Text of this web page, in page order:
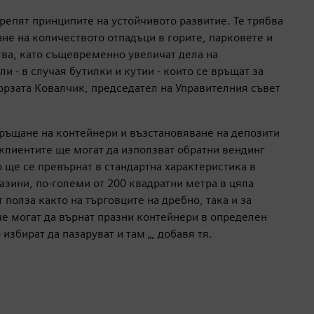
принципите на устойчивото развитие. Те трябва
на количеството отпадъци в горите, парковете и
като същевременно увеличат дела на
- в случая бутилки и кутии - които се връщат за
Ковалчик, председател на Управителния съвет
на контейнери и възстановяване на депозити
ще могат да използват обратни вендинг
се превърнат в стандартна характеристика в
по-големи от 200 квадратни метра в цяла
както на търговците на дребно, така и за
могат да върнат празни контейнери в определен
да пазаруват и там „, добавя тя.